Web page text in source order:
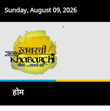
Sunday, August 09, 2026
होम